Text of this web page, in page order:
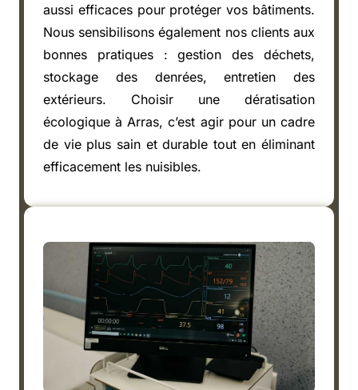
aussi efficaces pour protéger vos bâtiments.
Nous sensibilisons également nos clients aux
bonnes pratiques : gestion des déchets,
stockage des denrées, entretien des
extérieurs. Choisir une dératisation
écologique à Arras, c’est agir pour un cadre
de vie plus sain et durable tout en éliminant
efficacement les nuisibles.